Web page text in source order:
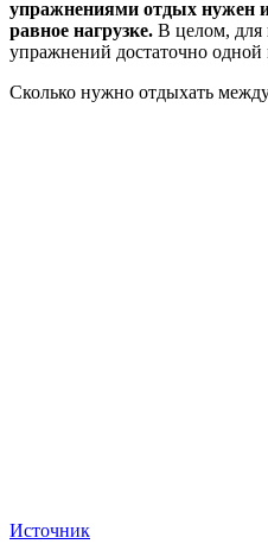
упражнениями отдых нужен
равное нагрузке. В целом, для
упражнений достаточно
Сколько нужно отдыхать
Источник